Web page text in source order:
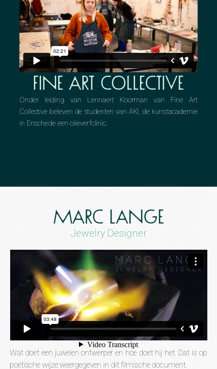
Fine Art Collective
Onder leiding van Lennaert Koorman van Fine Art
Collective beleven de studenten van AKI, de kunstacademie
in Enschede een olieverfclinic.
Marc Lange
Jewelry Designer
Wat doet een juwelen ontwerper en hoe doet hij het. Dat is op
poëtische wijze weergegeven in dit filmische document.